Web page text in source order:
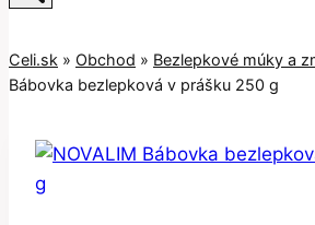
Celi.sk » Obchod » Bezlepkové múky a
Bábovka bezlepková v prášku 250 g